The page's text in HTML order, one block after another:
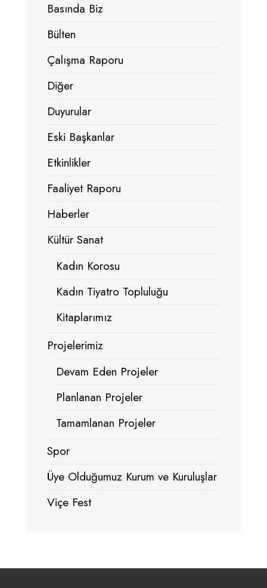
Basında Biz
Bülten
Çalışma Raporu
Diğer
Duyurular
Eski Başkanlar
Etkinlikler
Faaliyet Raporu
Haberler
Kültür Sanat
Kadın Korosu
Kadın Tiyatro Topluluğu
Kitaplarımız
Projelerimiz
Devam Eden Projeler
Planlanan Projeler
Tamamlanan Projeler
Spor
Üye Olduğumuz Kurum ve Kuruluşlar
Viçe Fest